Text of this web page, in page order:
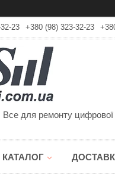
23 +380 (98) 323-32-23
для ремонту цифрової
КАТАЛОГ